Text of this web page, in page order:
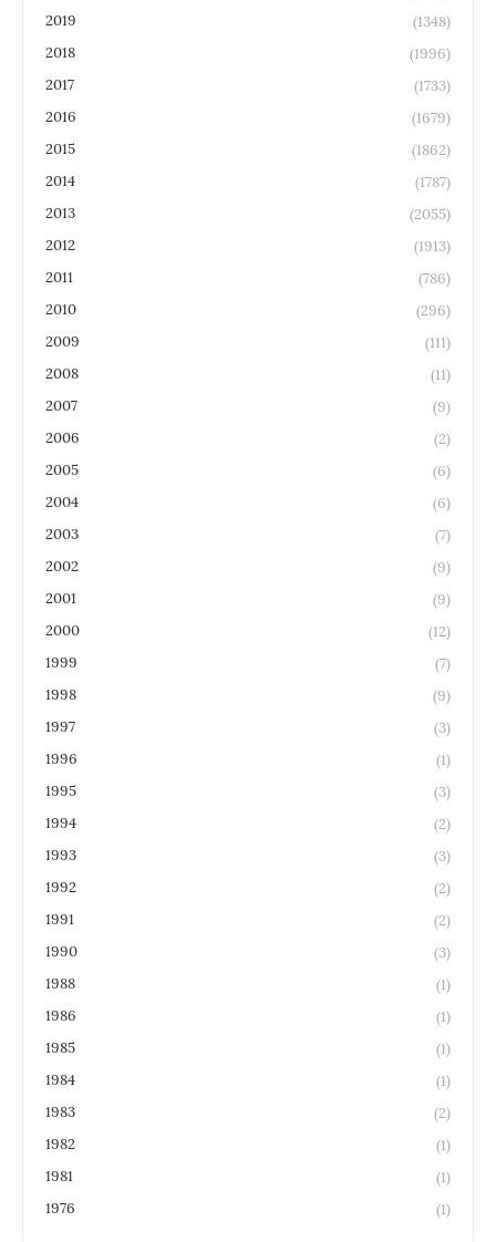
2019
(1348)
2018
(1996)
2017
(1733)
2016
(1679)
2015
(1862)
2014
(1787)
2013
(2055)
2012
(1913)
2011
(786)
2010
(296)
2009
(111)
2008
(11)
2007
(9)
2006
(2)
2005
(6)
2004
(6)
2003
(7)
2002
(9)
2001
(9)
2000
(12)
1999
(7)
1998
(9)
1997
(3)
1996
(1)
1995
(3)
1994
(2)
1993
(3)
1992
(2)
1991
(2)
1990
(3)
1988
(1)
1986
(1)
1985
(1)
1984
(1)
1983
(2)
1982
(1)
1981
(1)
1976
(1)